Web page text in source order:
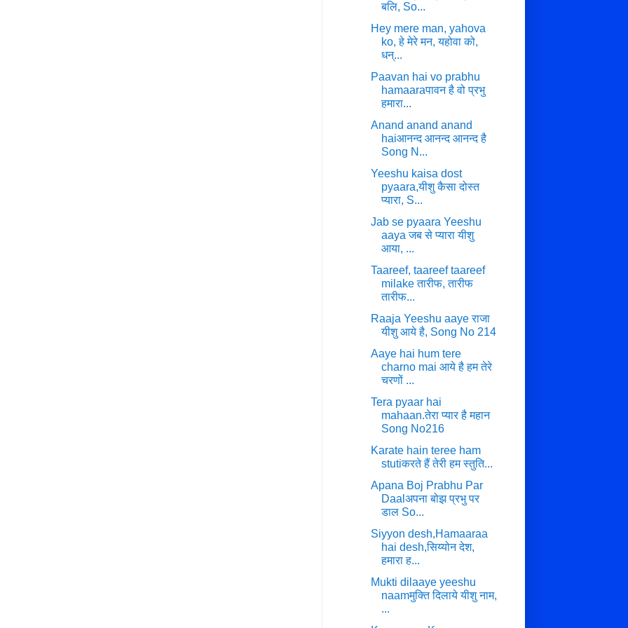
बलि, So...
Hey mere man, yahova
ko, हे मेरे मन, यहोवा को,
धन्...
Paavan hai vo prabhu
hamaaraपावन है वो प्रभु
हमारा...
Anand anand anand
haiआनन्द आनन्द आनन्द है
Song N...
Yeeshu kaisa dost
pyaara,यीशु कैसा दोस्त
प्यारा, S...
Jab se pyaara Yeeshu
aaya जब से प्यारा यीशु
आया, ...
Taareef, taareef taareef
milake तारीफ, तारीफ
तारीफ...
Raaja Yeeshu aaye राजा
यीशु आये है, Song No 214
Aaye hai hum tere
charno mai आये है हम तेरे
चरणों ...
Tera pyaar hai
mahaan.तेरा प्यार है महान
Song No216
Karate hain teree ham
stutiकरते हैं तेरी हम स्तुति...
Apana Boj Prabhu Par
Daalअपना बोझ प्रभु पर
डाल So...
Siyyon desh,Hamaaraa
hai desh,सिय्योन देश,
हमारा ह...
Mukti dilaaye yeeshu
naamमुक्ति दिलाये यीशु नाम,
...